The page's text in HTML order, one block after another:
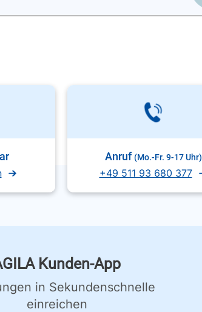
Anruf (Mo.-Fr. 9-17 Uhr)
+49 511 93 680 377
Kunden-App
in Sekundenschnelle
einreichen